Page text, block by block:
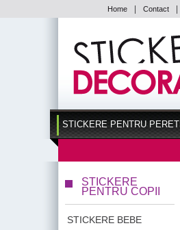
Home Contact
STICKERE PENTRU PERETI
STICKERE
PENTRU COPII
STICKERE BEBE